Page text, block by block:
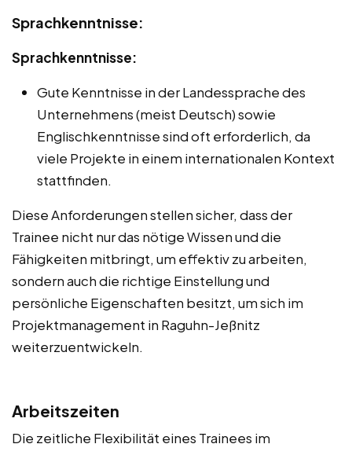
Sprachkenntnisse:
Sprachkenntnisse:
Gute Kenntnisse in der Landessprache des
Unternehmens (meist Deutsch) sowie
Englischkenntnisse sind oft erforderlich, da
viele Projekte in einem internationalen Kontext
stattfinden.
Diese Anforderungen stellen sicher, dass der
Trainee nicht nur das nötige Wissen und die
Fähigkeiten mitbringt, um effektiv zu arbeiten,
sondern auch die richtige Einstellung und
persönliche Eigenschaften besitzt, um sich im
Projektmanagement in Raguhn-Jeßnitz
weiterzuentwickeln.
Arbeitszeiten
Die zeitliche Flexibilität eines Trainees im